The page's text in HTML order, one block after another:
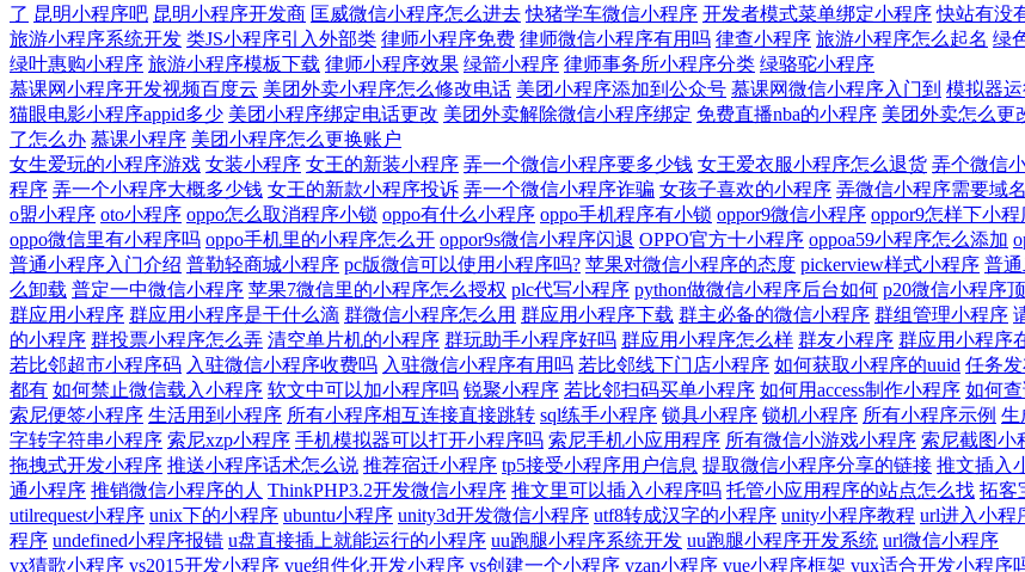
了 昆明小程序吧 昆明小程序开发商 匡威微信小程序怎么进去 快猪学车微信小程序 开发者模式菜单绑定小程序 快站有没
旅游小程序系统开发 类JS小程序引入外部类 律师小程序免费 律师微信小程序有用吗 律查小程序 旅游小程序怎么起名 绿
绿叶惠购小程序 旅游小程序模板下载 律师小程序效果 绿箭小程序 律师事务所小程序分类 绿骆驼小程序
慕课网小程序开发视频百度云 美团外卖小程序怎么修改电话 美团小程序添加到公众号 慕课网微信小程序入门到 模拟器
猫眼电影小程序appid多少 美团小程序绑定电话更改 美团外卖解除微信小程序绑定 免费直播nba的小程序 美团外卖怎么更
了怎么办 慕课小程序 美团小程序怎么更换账户
女生爱玩的小程序游戏 女装小程序 女王的新装小程序 弄一个微信小程序要多少钱 女王爱衣服小程序怎么退货 弄个微信
程序 弄一个小程序大概多少钱 女王的新款小程序投诉 弄一个微信小程序诈骗 女孩子喜欢的小程序 弄微信小程序需要域
o盟小程序 oto小程序 oppo怎么取消程序小锁 oppo有什么小程序 oppo手机程序有小锁 oppor9微信小程序 oppor9怎样下小程
oppo微信里有小程序吗 oppo手机里的小程序怎么开 oppor9s微信小程序闪退 OPPO官方十小程序 oppoa59小程序怎么添加
普通小程序入门介绍 普勒轻商城小程序 pc版微信可以使用小程序吗? 苹果对微信小程序的态度 pickerview样式小程序 普
么卸载 普定一中微信小程序 苹果7微信里的小程序怎么授权 plc代写小程序 python做微信小程序后台如何 p20微信小程序
群应用小程序 群应用小程序是干什么滴 群微信小程序怎么用 群应用小程序下载 群主必备的微信小程序 群组管理小程序
的小程序 群投票小程序怎么弄 清空单片机的小程序 群玩助手小程序好吗 群应用小程序怎么样 群友小程序 群应用小程序
若比邻超市小程序码 入驻微信小程序收费吗 入驻微信小程序有用吗 若比邻线下门店小程序 如何获取小程序的uuid 任务
都有 如何禁止微信载入小程序 软文中可以加小程序吗 锐聚小程序 若比邻扫码买单小程序 如何用access制作小程序 如何
索尼便签小程序 生活用到小程序 所有小程序相互连接直接跳转 sql练手小程序 锁具小程序 锁机小程序 所有小程序示例 生
字转字符串小程序 索尼xzp小程序 手机模拟器可以打开小程序吗 索尼手机小应用程序 所有微信小游戏小程序 索尼截图小
拖拽式开发小程序 推送小程序话术怎么说 推荐宿迁小程序 tp5接受小程序用户信息 提取微信小程序分享的链接 推文插入
通小程序 推销微信小程序的人 ThinkPHP3.2开发微信小程序 推文里可以插入小程序吗 托管小应用程序的站点怎么找 拓客
utilrequest小程序 unix下的小程序 ubuntu小程序 unity3d开发微信小程序 utf8转成汉字的小程序 unity小程序教程 url进入小程
程序 undefined小程序报错 u盘直接插上就能运行的小程序 uu跑腿小程序系统开发 uu跑腿小程序开发系统 url微信小程序
vx猜歌小程序 vs2015开发小程序 vue组件化开发小程序 vs创建一个小程序 vzan小程序 vue小程序框架 vux适合开发小程序